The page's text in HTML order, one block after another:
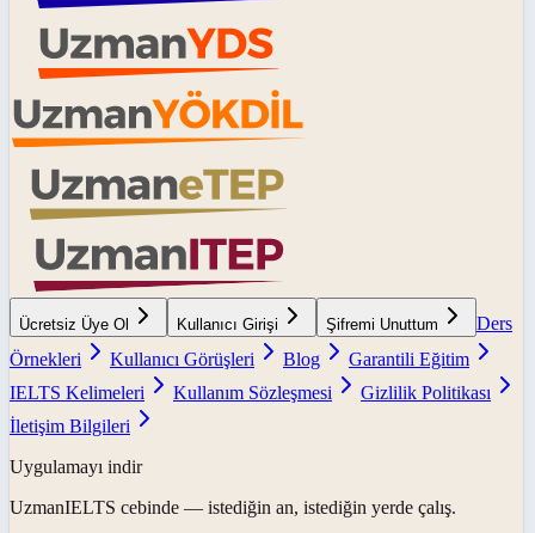
Ücretsiz Üye Ol Kullanıcı Girişi Şifremi Unuttum
Ders
Örnekleri
Kullanıcı Görüşleri Blog
Garantili Eğitim
IELTS Kelimeleri
Kullanım Sözleşmesi
Gizlilik Politikası
İletişim Bilgileri
Uygulamayı indir
UzmanIELTS cebinde — istediğin an, istediğin yerde çalış.